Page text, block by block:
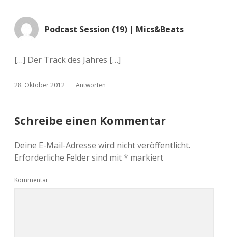
Podcast Session (19) | Mics&Beats
[…] Der Track des Jahres […]
28. Oktober 2012 Antworten
Schreibe einen Kommentar
Deine E-Mail-Adresse wird nicht veröffentlicht.
Erforderliche Felder sind mit* markiert
Kommentar